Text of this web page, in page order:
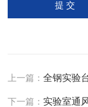
上一篇：全钢实验
下一篇： 实验室通